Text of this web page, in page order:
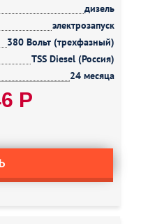
дизель
электрозапуск
380 Вольт (трехфазный)
TSS Diesel (Россия)
24 месяца
Р